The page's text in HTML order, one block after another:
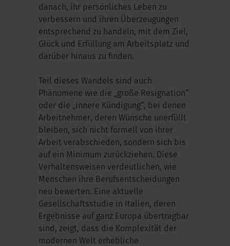
danach, ihr persönliches Leben zu
verbessern und ihren Überzeugungen
entsprechend zu handeln, mit dem Ziel,
Glück und Erfüllung am Arbeitsplatz und
darüber hinaus zu finden.
Teil dieses Wandels sind auch
Phänomene wie die „große Resignation“
oder die „innere Kündigung“, bei denen
Arbeitnehmer, deren Wünsche unerfüllt
bleiben, sich nicht formell von ihrer
Arbeit verabschieden, sondern sich bis
auf ein Minimum zurückziehen. Diese
Verhaltensweisen verdeutlichen, wie
Menschen ihre Berufsentscheidungen
neu bewerten. Eine aktuelle
Gesellschaftsstudie in Italien, deren
Ergebnisse auf ganz Europa übertragbar
sind, zeigt, dass die Komplexität der
modernen Welt erhebliche